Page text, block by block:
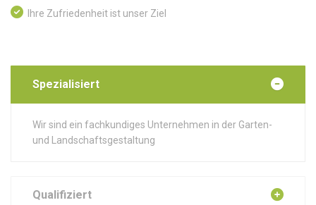
Ihre Zufriedenheit ist unser Ziel
Spezialisiert
Wir sind ein fachkundiges Unternehmen in der Garten-
und Landschaftsgestaltung
Qualifiziert